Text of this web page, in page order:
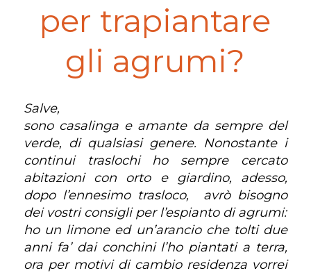
per trapiantare
gli agrumi?
Salve,
sono casalinga e amante da sempre del
verde, di qualsiasi genere. Nonostante i
continui traslochi ho sempre cercato
abitazioni con orto e giardino, adesso,
dopo l’ennesimo trasloco, avrò bisogno
dei vostri consigli per l’espianto di agrumi:
ho un limone ed un’arancio che tolti due
anni fa’ dai conchini l’ho piantati a terra,
ora per motivi di cambio residenza vorrei